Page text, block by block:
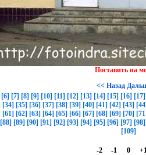
Поставить на
<< Назад
[6] [7] [8] [9] [10] [11] [12] [13] [14] [15] [16] [17]
[34] [35] [36] [37] [38] [39] [40] [41] [42] [43] [44]
[61] [62] [63] [64] [65] [66] [67] [68] [69] [70] [71]
[88] [89] [90] [91] [92] [93] [94] [95] [96] [97] [98]
[109]
-2 -1 0